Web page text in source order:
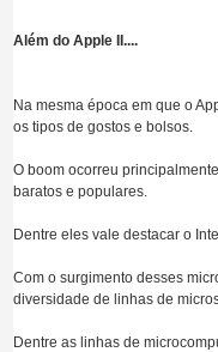
Além do Apple II....
Na mesma época em que o
os tipos de gostos e bolsos.
O boom ocorreu
baratos e populares.
Dentre eles vale destacar o
Com o surgimento desses
diversidade de linhas de
Dentre as linhas de